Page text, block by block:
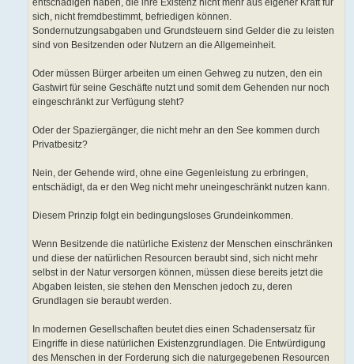
sich, nicht fremdbestimmt, befriedigen können.
Sondernutzungsabgaben und Grundsteuern sind Gelder die zu leisten
sind von Besitzenden oder Nutzern an die Allgemeinheit.
Oder müssen Bürger arbeiten um einen Gehweg zu nutzen, den ein
Gastwirt für seine Geschäfte nutzt und somit dem Gehenden nur noch
eingeschränkt zur Verfügung steht?
Oder der Spaziergänger, die nicht mehr an den See kommen durch
Privatbesitz?
Nein, der Gehende wird, ohne eine Gegenleistung zu erbringen,
entschädigt, da er den Weg nicht mehr uneingeschränkt nutzen kann.
Diesem Prinzip folgt ein bedingungsloses Grundeinkommen.
Wenn Besitzende die natürliche Existenz der Menschen einschränken
und diese der natürlichen Resourcen beraubt sind, sich nicht mehr
selbst in der Natur versorgen können, müssen diese bereits jetzt die
Abgaben leisten, sie stehen den Menschen jedoch zu, deren
Grundlagen sie beraubt werden.
In modernen Gesellschaften beutet dies einen Schadensersatz für
Eingriffe in diese natürlichen Existenzgrundlagen. Die Entwürdigung
des Menschen in der Forderung sich die naturgegebenen Resourcen